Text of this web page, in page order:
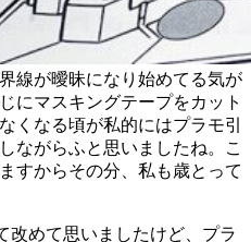
線が曖昧になり始めてる気が
にマスキングテープをカット
くなる頃が私的にはプラモ引
ながらふと思いましたね。こ
すからその分、私も歳とって
めて思いましたけど、プラ